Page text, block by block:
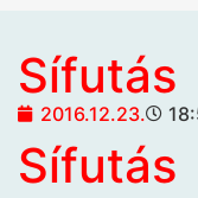
Sífutás
2016.12.23.
Sífutás